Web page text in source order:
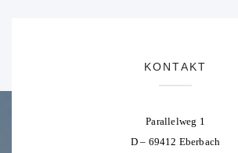
KONTAKT
Parallelweg 1
D – 69412 Eberbach